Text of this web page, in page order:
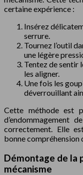
certaine expérience :
Insérez
serrure.
Tournez l’outil
une légère
Tentez de sentir
les aligner.
Une fois les
déverrouillant
Cette méthode est
d’endommagement
correctement. Elle
bonne compréhension
Démontage de la
mécanisme